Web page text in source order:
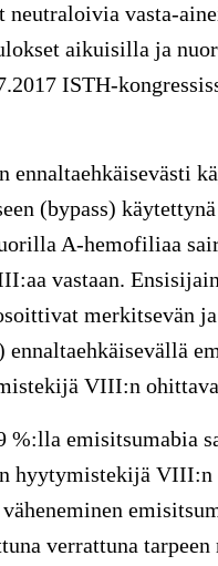
vasta-
aikuisilla ja
ISTH-
(bypass)
A-hemofiliaa
vastaan.
merkitsevän
ennaltaehkäisevällä
VIII:n
%:lla emisitsumabia
hyytymistekijä
verrattuna tarpeen